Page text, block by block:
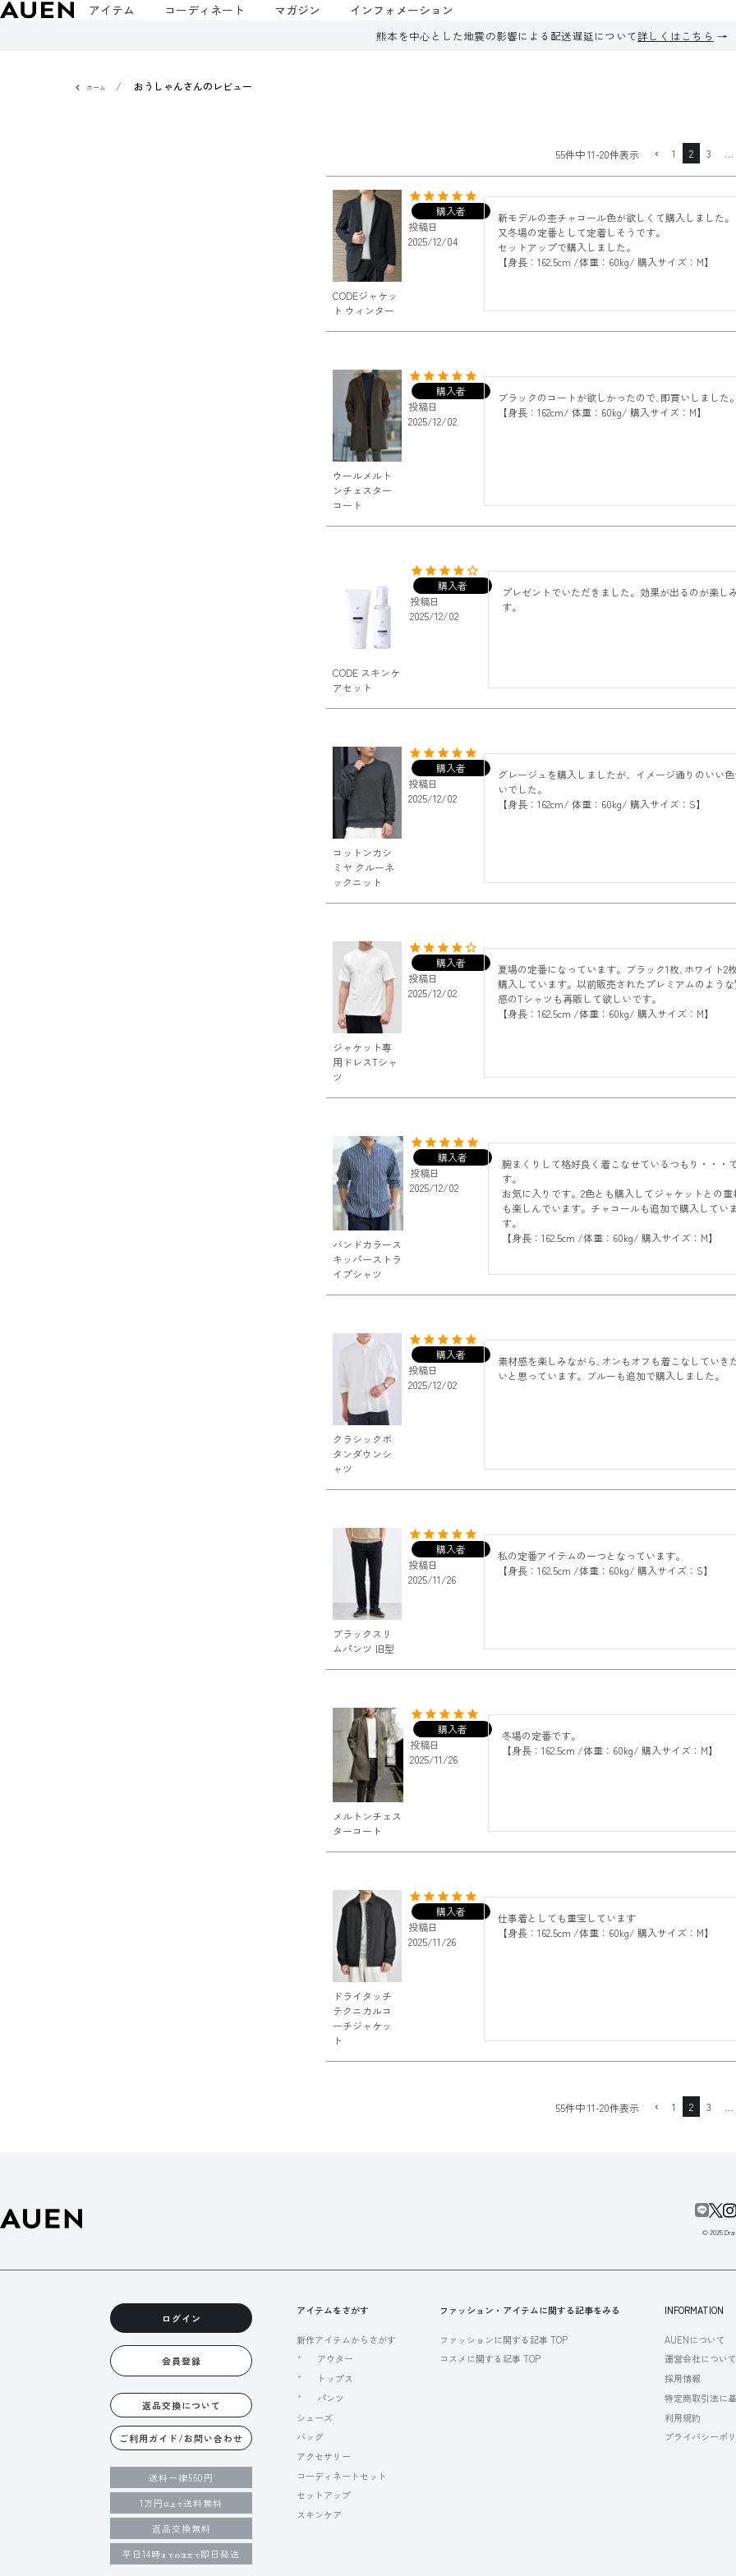
アイテム コーディネート マガジン インフォメーション
熊本を中心とした地震の影響による配送遅延について詳しくはこちら
ホーム おうしゃんさんのレビュー
55件中11-20件表示 1 2 3
CODEジャケッ
ト ウィンター
購入者
投稿日
2025/12/04
新モデルの杢チャコール色が欲しくて購入しました。
又冬場の定番として定着しそうです。
セットアップで購入しました。
【身長：162.5cm /体重：60kg/ 購入サイズ：M】
ウールメルト
ンチェスター
コート
購入者
投稿日
2025/12/02
ブラックのコートが欲しかったので､即買いしました
【身長：162cm/ 体重：60kg/ 購入サイズ：M】
CODE スキンケ
アセット
購入者
投稿日
2025/12/02
プレゼントでいただきました。効果が出るのが楽し
コットンカシ
ミヤ クルーネ
ックニット
購入者
投稿日
2025/12/02
グレージュを購入しましたが、イメージ通りのいい
いでした。
【身長：162cm/ 体重：60kg/ 購入サイズ：S】
ジャケット専
用ドレスTシャ
ツ
購入者
投稿日
2025/12/02
夏場の定番になっています。ブラック1枚､ホワイト2
購入しています。以前販売されたプレミアムのよう
感のTシャツも再販して欲しいです。
【身長：162.5cm /体重：60kg/ 購入サイズ：M】
バンドカラース
キッパーストラ
イプシャツ
購入者
投稿日
2025/12/02
腕まくりして格好良く着こなせているつもり・・・
す。
お気に入りです。2色とも購入してジャケットとの重
も楽しんでいます。チャコールも追加で購入してい
す。
【身長：162.5cm /体重：60kg/ 購入サイズ：M】
クラシックボ
タンダウンシ
ャツ
購入者
投稿日
2025/12/02
素材感を楽しみながら､オンもオフも着こなしていき
ブラックスリ
ムパンツ 旧型
購入者
投稿日
2025/11/26
私の定番アイテムの一つとなっています。
【身長：162.5cm /体重：60kg/ 購入サイズ：S】
メルトンチェス
ターコート
購入者
投稿日
2025/11/26
冬場の定番です。
【身長：162.5cm /体重：60kg/ 購入サイズ：M】
ドライタッチ
テクニカルコ
ーチジャケッ
ト
購入者
投稿日
2025/11/26
仕事着としても重宝しています
【身長：162.5cm /体重：60kg/ 購入サイズ：M】
55件中11-20件表示 1 2 3
© 2025
ログイン
会員登録
返品交換について
ご利用ガイド/お問い合わせ
送料一律550円
1万円以上で送料無料
返品交換無料
平日14時 までの注文で 即日発送
アイテムをさがす
新作アイテムからさがす
アウター
トップス
パンツ
シューズ
バッグ
アクセサリー
コーディネートセット
セットアップ
スキンケア
ファッション・アイテムに関する記事をみる
ファッションに関する記事 TOP
コスメに関する記事 TOP
INFORMATION
AUENについて
運営会社について
採用情報
特定商取引法に
利用規約
プライバシーポ